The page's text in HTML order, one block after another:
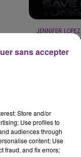
JENNIFER
Save Me
A
Store and/or
Use profiles to
audiences through
content; Use
fraud, and fix errors;
sans accepter